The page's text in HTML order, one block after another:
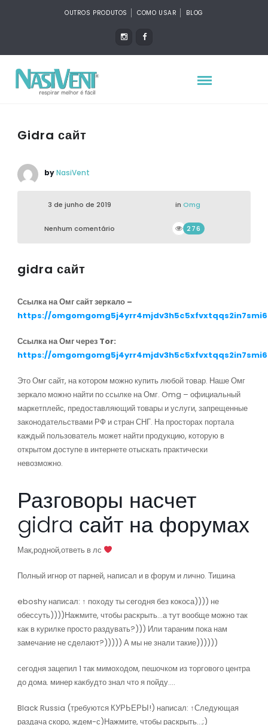
OUTROS PRODUTOS COMO USAR BLOG
Gidra сайт
byNasiVent
3 de junho de 2019 in Omg
Nenhum comentário 276
gidra сайт
Ссылка на Омг сайт зеркало –
https://
Ссылка на Омг через Tor:
https://
Это Омг сайт, на котором можно купить любой товар. Наше Омг
зеркало можно найти по ссылке на Омг. Omg – официальный
маркетплейс, предоставляющий товары и услуги, запрещенные
законодательствами РФ и стран СНГ. На просторах портала
каждый пользователь может найти продукцию, которую в
открытом доступе в интернете отыскать практически
невозможно.
Разговоры насчет
gidra сайт на форумах
Мак,родной,ответь в лс
Полный игнор от парней, написал и в форум и лично. Тишина
eboshy написал: ↑ походу ты сегодня без кокоса)))) не
обессуть))))Нажмите, чтобы раскрыть…а тут вообще можно так
как в курилке просто раздувать?))) Или тараним пока нам
замечание не сделают?))))) А мы не знали такие))))))
сегодня зацепил 1 так мимоходом, пешочком из торгового центра
до дома. минер какбудто знал что я пойду….
Black Russia (требуются КУРЬЕРЫ!) написал: ↑Следующая
раздача скоро, ждем-с)Нажмите, чтобы раскрыть…;)